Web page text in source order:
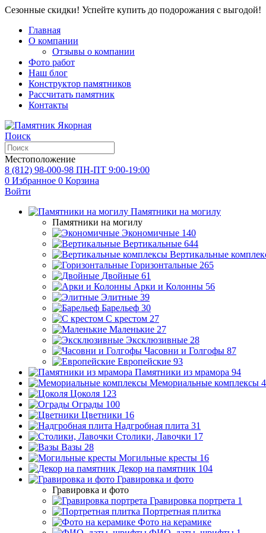
Сезонные скидки! Успейте купить до подорожания с выгодой!
Главная
О компании
Отзывы о компании
Фото работ
Наш блог
Конструктор памятников
Рассчитать памятник
Контакты
Поиск
Местоположение
8 (812) 98-000-98 ПН-ПТ 9:00-19:00
0 Избранное 0 Корзина
Войти
Памятники на могилу
Памятники на могилу
Экономичные 140
Вертикальные 644
Вертикальные
Горизонтальные 265
Двойные 61
Арки и Колонны 56
Элитные 39
Барельеф 30
С крестом 27
Маленькие 27
Эксклюзивные 28
Часовни и Голгофы 87
Европейские 93
Памятники из мрамора 94
Мемориальные комплексы
Цоколя 123
Ограды 100
Цветники 16
Надгробная плита 31
Столики, Лавочки 17
Вазы 28
Могильные кресты 16
Декор на памятник 104
Гравировка и фото
Гравировка и фото
Гравировка портрета 1
Портретная плитка
Фото на керамике